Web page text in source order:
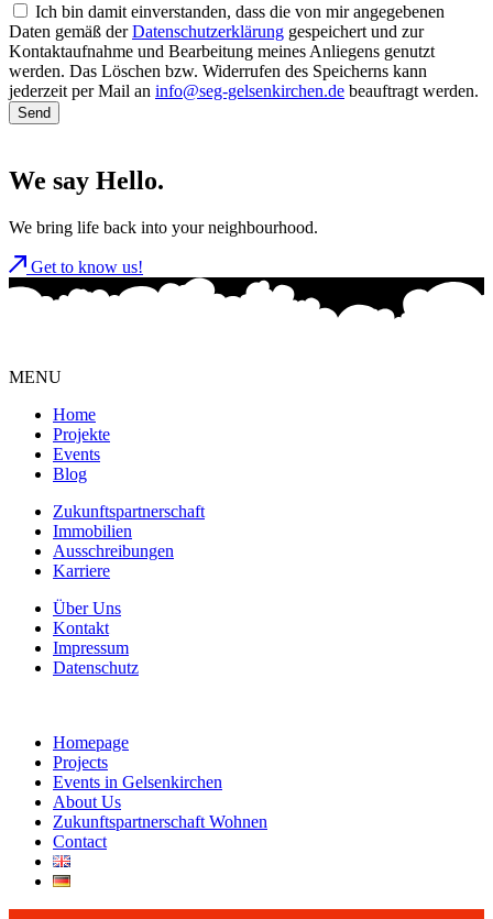
Ich bin damit einverstanden, dass die von mir angegebenen
Daten gemäß derDatenschutzerklärung gespeichert und zur
Kontaktaufnahme und Bearbeitung meines Anliegens genutzt
werden. Das Löschen bzw. Widerrufen des Speicherns kann
jederzeit per Mail an info@seg-gelsenkirchen.de beauftragt werden.
Send
We say Hello.
We bring life back into your neighbourhood.
Get to know us!
MENU
Home
Projekte
Events
Blog
Zukunftspartnerschaft
Immobilien
Ausschreibungen
Karriere
Über Uns
Kontakt
Impressum
Datenschutz
Homepage
Projects
Events in Gelsenkirchen
About Us
Zukunftspartnerschaft Wohnen
Contact